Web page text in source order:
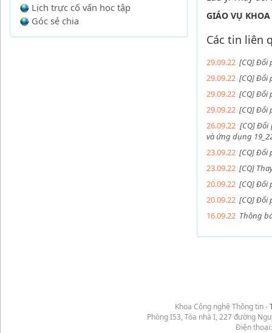
Lịch trực cố vấn học tập
Góc sẻ chia
GIÁO VỤ KHOA
Các tin liên
29.09.22 [CQ] Đổi
29.09.22 [CQ] Đổi
29.09.22 [CQ] Đổi
29.09.22 [CQ] Đổi
26.09.22 [CQ] Đổi
và ứng dụng
23.09.22 [CQ] Đổi
23.09.22 [CQ]
20.09.22 [CQ] Đổi
20.09.22 [CQ] Đổi
16.09.22 Thông
Khoa Công nghệ Thông tin -
Phòng I53, Tòa nhà I, 227 đường
Điện